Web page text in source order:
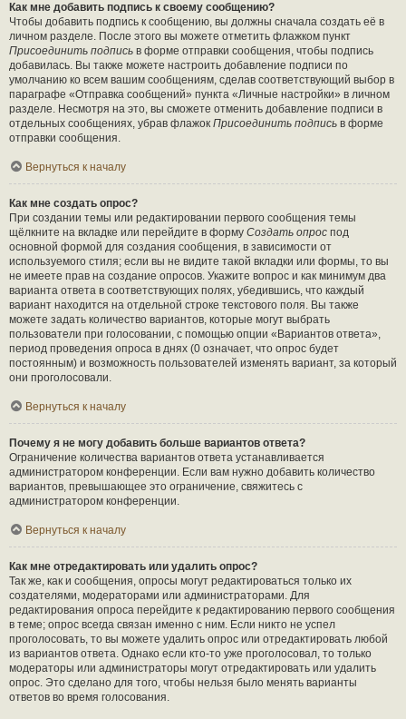
Как мне добавить подпись к своему сообщению?
Чтобы добавить подпись к сообщению, вы должны сначала создать её в
личном разделе. После этого вы можете отметить флажком пункт
Присоединить подпись в форме отправки сообщения, чтобы подпись
добавилась. Вы также можете настроить добавление подписи по
умолчанию ко всем вашим сообщениям, сделав соответствующий выбор в
параграфе «Отправка сообщений» пункта «Личные настройки» в личном
разделе. Несмотря на это, вы сможете отменить добавление подписи в
отдельных сообщениях, убрав флажок Присоединить подпись в форме
отправки сообщения.
Вернуться к началу
Как мне создать опрос?
При создании темы или редактировании первого сообщения темы
щёлкните на вкладке или перейдите в форму Создать опрос под
основной формой для создания сообщения, в зависимости от
используемого стиля; если вы не видите такой вкладки или формы, то вы
не имеете прав на создание опросов. Укажите вопрос и как минимум два
варианта ответа в соответствующих полях, убедившись, что каждый
вариант находится на отдельной строке текстового поля. Вы также
можете задать количество вариантов, которые могут выбрать
пользователи при голосовании, с помощью опции «Вариантов ответа»,
период проведения опроса в днях (0 означает, что опрос будет
постоянным) и возможность пользователей изменять вариант, за который
они проголосовали.
Вернуться к началу
Почему я не могу добавить больше вариантов ответа?
Ограничение количества вариантов ответа устанавливается
администратором конференции. Если вам нужно добавить количество
вариантов, превышающее это ограничение, свяжитесь с
администратором конференции.
Вернуться к началу
Как мне отредактировать или удалить опрос?
Так же, как и сообщения, опросы могут редактироваться только их
создателями, модераторами или администраторами. Для
редактирования опроса перейдите к редактированию первого сообщения
в теме; опрос всегда связан именно с ним. Если никто не успел
проголосовать, то вы можете удалить опрос или отредактировать любой
из вариантов ответа. Однако если кто-то уже проголосовал, то только
модераторы или администраторы могут отредактировать или удалить
опрос. Это сделано для того, чтобы нельзя было менять варианты
ответов во время голосования.